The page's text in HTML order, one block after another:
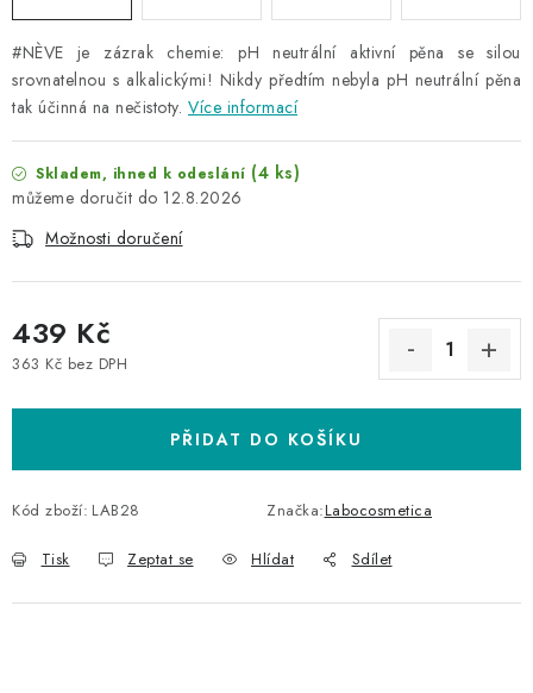
#NÈVE je zázrak chemie: pH neutrální aktivní pěna se silou
srovnatelnou s alkalickými! Nikdy předtím nebyla pH neutrální pěna
tak účinná na nečistoty. Více informací
Skladem, ihned k odeslání (4 ks)
12.8.2026
Možnosti doručení
439 Kč
363 Kč bez DPH
PŘIDAT DO KOŠÍKU
Kód zboží: LAB28 Značka:Labocosmetica
Tisk Zeptat se Hlídat Sdílet